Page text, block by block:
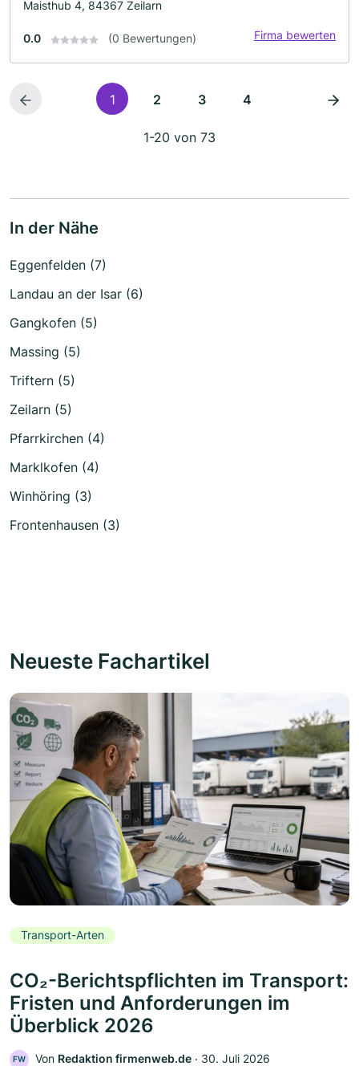
Maisthub 4, 84367 Zeilarn
0.0 (0 Bewertungen) Firma bewerten
1 2 3 4
1-20 von 73
In der Nähe
Eggenfelden (7)
Landau an der Isar (6)
Gangkofen (5)
Massing (5)
Triftern (5)
Zeilarn (5)
Pfarrkirchen (4)
Marklkofen (4)
Winhöring (3)
Frontenhausen (3)
Neueste Fachartikel
Transport-Arten
CO₂-Berichtspflichten im Transport:
Fristen und Anforderungen im
Überblick 2026
FW Von Redaktion firmenweb.de ‧ 30. Juli 2026